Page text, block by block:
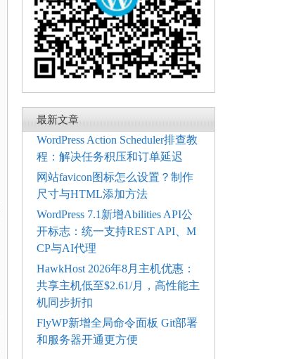
最新文章
WordPress Action Scheduler排查教
程：解决任务积压和订单延迟
网站favicon图标怎么设置？制作
尺寸与HTML添加方法
WordPress 7.1新增Abilities API公
开标志：统一支持REST API、M
CP与AI代理
HawkHost 2026年8月主机优惠：
共享主机低至$2.61/月，高性能主
机同步折扣
FlyWP新增全局命令面板 Git部署
和服务器开通更方便